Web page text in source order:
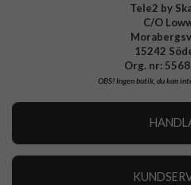
Tele2 by
C/O
15242
Org. nr:
OBS!Ingen butik, du kan